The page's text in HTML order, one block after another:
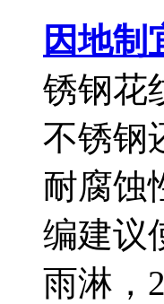
因地制
锈钢花
不锈钢
耐腐蚀
编建议
雨淋，